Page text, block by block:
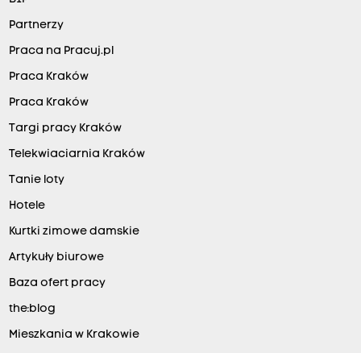
Partnerzy
Praca na Pracuj.pl
Praca Kraków
Praca Kraków
Targi pracy Kraków
Telekwiaciarnia Kraków
Tanie loty
Hotele
Kurtki zimowe damskie
Artykuły biurowe
Baza ofert pracy
the:blog
Mieszkania w Krakowie